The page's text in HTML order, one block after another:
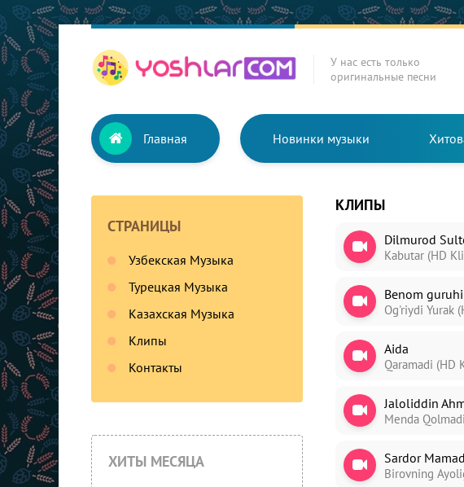
У нас есть только
оригинальные песни
Главная Новинки музыки
СТРАНИЦЫ
Узбекская Музыка
Турецкая Музыка
Казахская Музыка
Клипы
Контакты
ХИТЫ МЕСЯЦА
КЛИПЫ
Dilmurod
Kabutar (HD
Benom guruhi
Og'riydi Yurak
Aida
Qaramadi (HD
Jaloliddin
Menda
Sardor
Birovning